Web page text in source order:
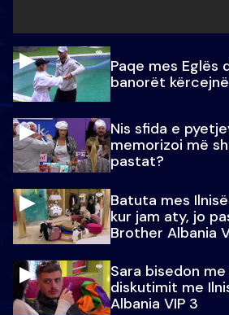
Paqe mes Eglës
banorët
Nis sfida e
memorizoi më
pastat?
Batuta mes
kur jam aty, jo
Brother Albania
Sara bisedon
diskutimit me
Albania VIP 3